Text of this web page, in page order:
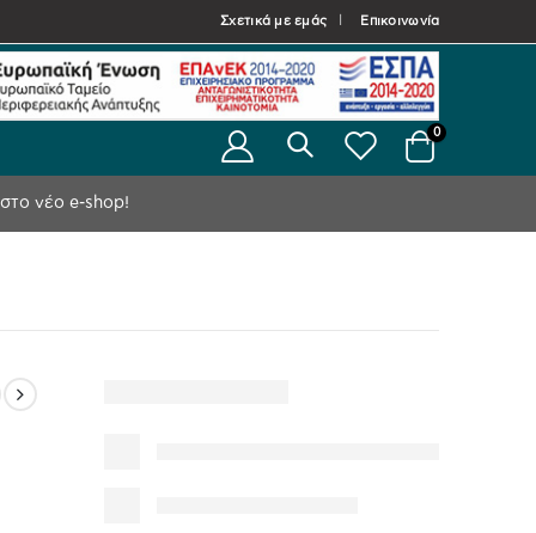
Σχετικά με εμάς Επικοινωνία
0
νέο e-shop!